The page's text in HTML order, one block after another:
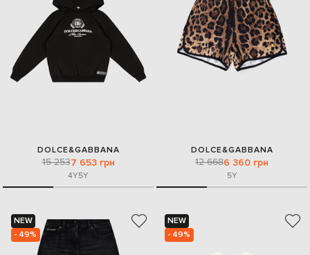
DOLCE&GABBANA
15 2537 653 грн
4Y5Y
DOLCE&GABBANA
12 6686 360 грн
5Y
NEW
- 49%
NEW
- 49%